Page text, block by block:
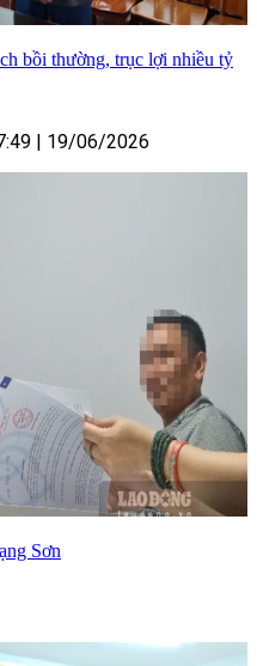
bồi thường, trục lợi nhiều tỷ
| 19/06/2026
Sơn